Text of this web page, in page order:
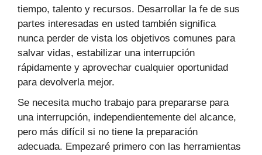
tiempo, talento y recursos. Desarrollar la fe de sus
partes interesadas en usted también significa
nunca perder de vista los objetivos comunes para
salvar vidas, estabilizar una interrupción
rápidamente y aprovechar cualquier oportunidad
para devolverla mejor.
Se necesita mucho trabajo para prepararse para
una interrupción, independientemente del alcance,
pero más difícil si no tiene la preparación
adecuada. Empezaré primero con las herramientas